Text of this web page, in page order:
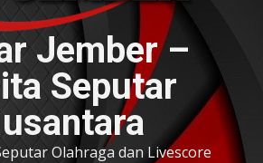
Jember –
Seputar
Olahraga dan Livescore